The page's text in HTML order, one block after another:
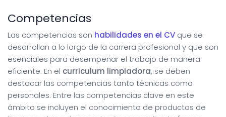
Competencias
Las competencias son habilidades en el CV que se
desarrollan a lo largo de la carrera profesional y que son
esenciales para desempeñar el trabajo de manera
eficiente. En el curriculum limpiadora, se deben
destacar las competencias tanto técnicas como
personales. Entre las competencias clave en este
ámbito se incluyen el conocimiento de productos de